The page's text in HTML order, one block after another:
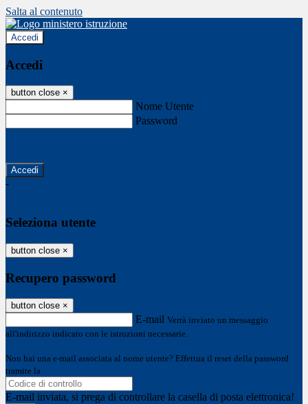
Salta al contenuto
Accedi
Accedi
button close ×
Nome Utente
Password
-
Seleziona utente
button close ×
Recupero password
button close ×
E-mail Verrà inviato un messaggio
all'indirizzo indicato con le istruzioni necessarie.
Non hai una e-mail associata al nome utente? Effettua il reset della password
tramite la
E-mail inviata, si prega di controllare la casella di posta elettronica!